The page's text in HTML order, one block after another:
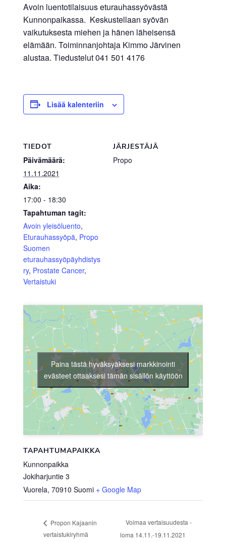
Avoin luentotilaisuus eturauhassyövästä
Kunnonpaikassa. Keskustellaan syövän
vaikutuksesta miehen ja hänen läheisensä
elämään. Toiminnanjohtaja Kimmo Järvinen
alustaa. Tiedustelut 041 501 4176
Lisää kalenteriin
TIEDOT
Päivämäärä:
11.11.2021
Aika:
17:00 - 18:30
Tapahtuman tagit:
Avoin yleisöluento,
Eturauhassyöpä, Propo
Suomen
eturauhassyöpäyhdistys
ry, Prostate Cancer,
Vertaistuki
JÄRJESTÄJÄ
Propo
TAPAHTUMAPAIKKA
Kunnonpaikka
Jokiharjuntie 3
Vuorela, 70910 Suomi + Google Map
Paina tästä hyväksyäksesi markkinointi
evästeet ottaaksesi tämän sisällön käyttöön
Propon Kajaanin
vertaistukiryhmä
Voimaa vertaisuudesta -
loma 14.11.-19.11.2021